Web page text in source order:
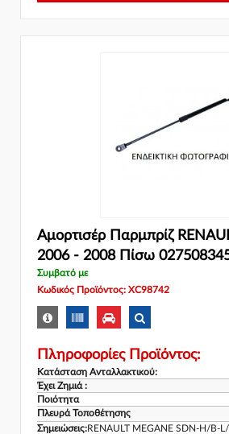
Αμορτισέρ Παρμπρίζ
2006 - 2008 Πίσω
Συμβατό με
Κωδικός Προϊόντος: XC98742
Πληροφορίες Προϊόντος:
Κατάσταση Ανταλλακτικού:
Έχει Ζημιά :
Ποιότητα
Πλευρά Τοποθέτησης
Σημειώσεις:RENAULT MEGANE SDN-H/